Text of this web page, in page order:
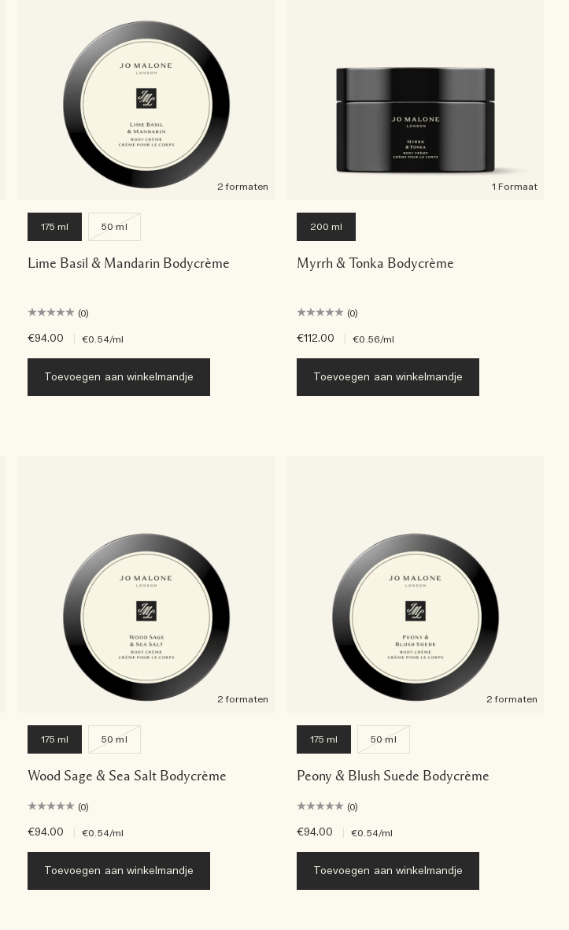
2 formaten
175 ml 50 ml
Lime Basil & Mandarin Bodycrème
(0)
€94.00 €0.54/ml
Toevoegen aan winkelmandje
1 Formaat
200 ml
Myrrh & Tonka Bodycrème
(0)
€112.00 €0.56/ml
Toevoegen aan winkelmandje
2 formaten
175 ml 50 ml
Wood Sage & Sea Salt Bodycrème
(0)
€94.00 €0.54/ml
Toevoegen aan winkelmandje
2 formaten
175 ml 50 ml
Peony & Blush Suede Bodycrème
(0)
€94.00 €0.54/ml
Toevoegen aan winkelmandje